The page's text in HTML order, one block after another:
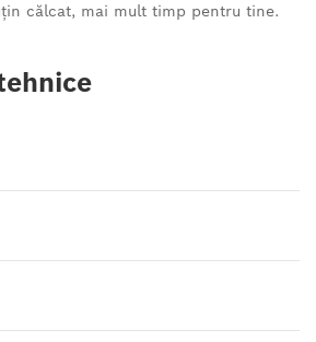
călcat, mai mult timp pentru tine.